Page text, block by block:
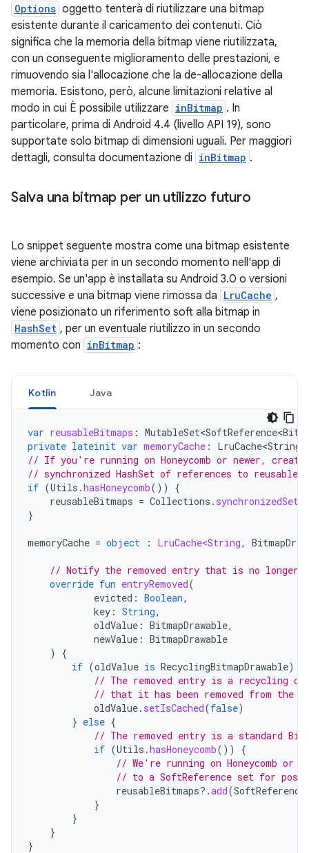
Options oggetto tenterà di riutilizzare una bitmap
esistente durante il caricamento dei contenuti. Ciò
significa che la memoria della bitmap viene riutilizzata,
con un conseguente miglioramento delle prestazioni, e
rimuovendo sia l'allocazione che la de-allocazione della
memoria. Esistono, però, alcune limitazioni relative al
modo in cui È possibile utilizzare inBitmap . In
particolare, prima di Android 4.4 (livello API 19), sono
supportate solo bitmap di dimensioni uguali. Per maggiori
dettagli, consulta documentazione di inBitmap .
Salva una bitmap per un utilizzo futuro
Lo snippet seguente mostra come una bitmap esistente
viene archiviata per in un secondo momento nell'app di
esempio. Se un'app è installata su Android 3.0 o versioni
successive e una bitmap viene rimossa da LruCache ,
viene posizionato un riferimento soft alla bitmap in
HashSet , per un eventuale riutilizzo in un secondo
momento con inBitmap :
Kotlin Java
var reusableBitmaps :
private lateinit var memoryCache : LruCache<String
// If you're running on Honeycomb or newer, create
// synchronized HashSet of references to reusable
if (Utils .hasHoneycomb())
{
reusableBitmaps = Collections . synchronizedSet
}
memoryCache = object : LruCache<String,
// Notify the removed entry that is no longer
override fun entryRemoved(
evicted : Boolean,
key : String,
oldValue : BitmapDrawable,
newValue : BitmapDrawable
)
{
if (oldValue is RecyclingBitmapDrawable)
// The removed entry is a recycling
// that it has been removed from the
oldValue. setIsCached(false)
} else {
// The removed entry is a standard
if (Utils .hasHoneycomb())
{
// We're running on Honeycomb or
// to a SoftReference set for
reusableBitmaps?.add(SoftReference
}
}
}
}